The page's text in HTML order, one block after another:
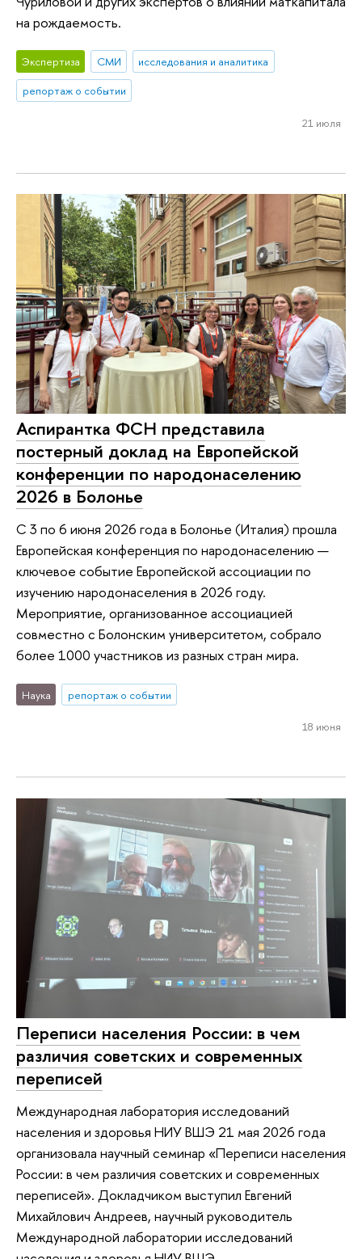
на рождаемость.
Экспертиза СМИ
исследования и аналитика
репортаж о событии
21 июля
Аспирантка ФСН представила
постерный доклад на Европейской
конференции по народонаселению
2026 в Болонье
С 3 по 6 июня 2026 года в Болонье (Италия) прошла
Европейская конференция по народонаселению —
ключевое событие Европейской ассоциации по
изучению народонаселения в 2026 году.
Мероприятие, организованное ассоциацией
совместно с Болонским университетом, собрало
более 1000 участников из разных стран мира.
Наука репортаж о событии
18 июня
Переписи населения России: в чем
различия советских и современных
переписей
Международная лаборатория исследований
населения и здоровья НИУ ВШЭ 21 мая 2026 года
организовала научный семинар «Переписи населения
России: в чем различия советских и современных
переписей». Докладчиком выступил Евгений
Михайлович Андреев, научный руководитель
Международной лаборатории исследований